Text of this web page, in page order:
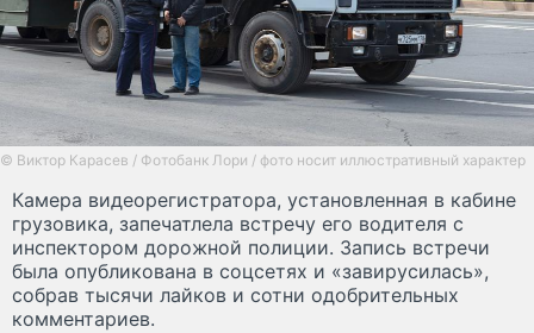
© Виктор Карасев / Фотобанк Лори / фото носит иллюстративный характер
Камера видеорегистратора, установленная в кабине
грузовика, запечатлела встречу его водителя с
инспектором дорожной полиции. Запись встречи
была опубликована в соцсетях и «завирусилась»,
собрав тысячи лайков и сотни одобрительных
комментариев.